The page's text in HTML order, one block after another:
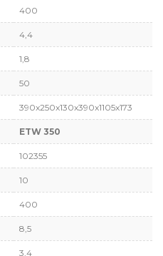
400
4,4
1,8
50
390x250x130x390x1105x173
ETW 350
102355
10
400
8,5
3,4